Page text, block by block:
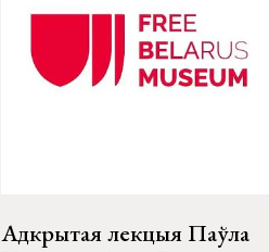
Адкрытая лекцыя Паўла